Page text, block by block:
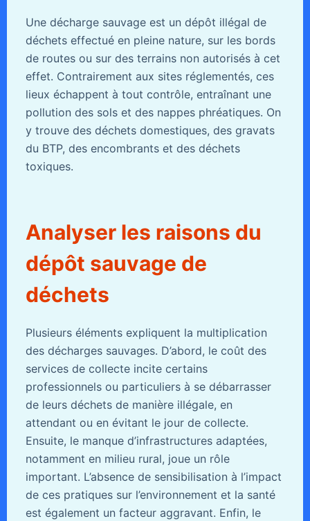
Une décharge sauvage est un dépôt illégal de
déchets effectué en pleine nature, sur les bords
de routes ou sur des terrains non autorisés à cet
effet. Contrairement aux sites réglementés, ces
lieux échappent à tout contrôle, entraînant une
pollution des sols et des nappes phréatiques. On
y trouve des déchets domestiques, des gravats
du BTP, des encombrants et des déchets
toxiques.
Analyser les raisons du
dépôt sauvage de
déchets
Plusieurs éléments expliquent la multiplication
des décharges sauvages. D’abord, le coût des
services de collecte incite certains
professionnels ou particuliers à se débarrasser
de leurs déchets de manière illégale, en
attendant ou en évitant le jour de collecte.
Ensuite, le manque d’infrastructures adaptées,
notamment en milieu rural, joue un rôle
important. L’absence de sensibilisation à l’impact
de ces pratiques sur l’environnement et la santé
est également un facteur aggravant. Enfin, le